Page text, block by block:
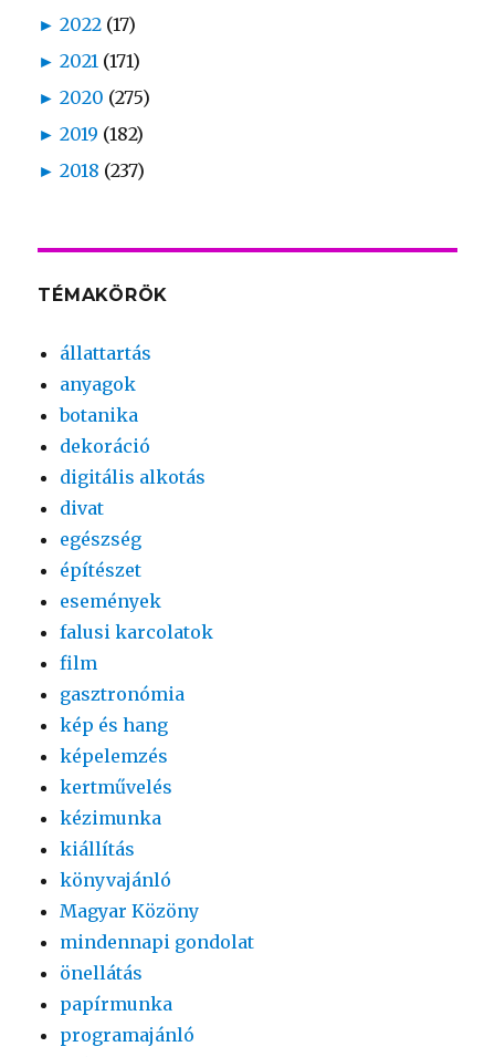
► 2022 (17)
► 2021 (171)
► 2020 (275)
► 2019 (182)
► 2018 (237)
TÉMAKÖRÖK
állattartás
anyagok
botanika
dekoráció
digitális alkotás
divat
egészség
építészet
események
falusi karcolatok
film
gasztronómia
kép és hang
képelemzés
kertművelés
kézimunka
kiállítás
könyvajánló
Magyar Közöny
mindennapi gondolat
önellátás
papírmunka
programajánló